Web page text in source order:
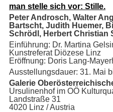
man stelle sich vor: Stille.
Peter Androsch, Walter
Bartscht, Judith Huemer,
Schrödl, Herbert Christian
Einführung: Dr. Martina
Kunstreferat Diözese Linz
Eröffnung: Doris Lang-
Ausstellungsdauer: 31. Mai
Galerie
Ursulinenhof im OÖ
Landstraße 31
4020 Linz / Austria